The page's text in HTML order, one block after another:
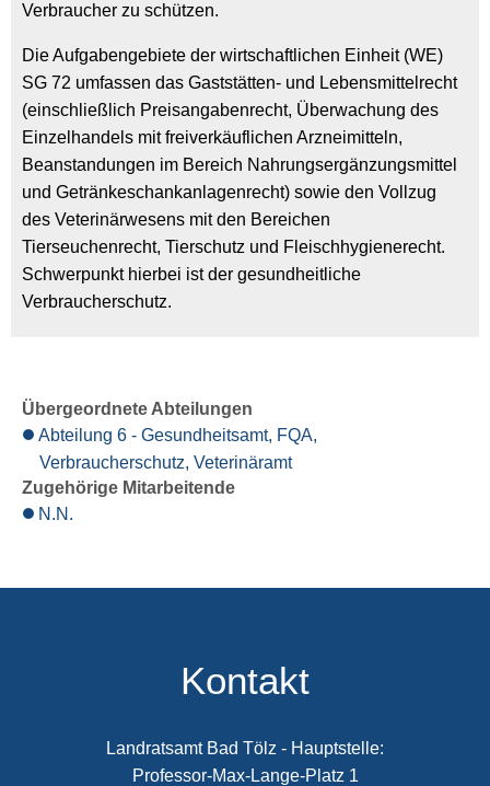
Verbraucher zu schützen.
Die Aufgabengebiete der wirtschaftlichen Einheit (WE)
SG 72 umfassen das Gaststätten- und Lebensmittelrecht
(einschließlich Preisangabenrecht, Überwachung des
Einzelhandels mit freiverkäuflichen Arzneimitteln,
Beanstandungen im Bereich Nahrungsergänzungsmittel
und Getränkeschankanlagenrecht) sowie den Vollzug
des Veterinärwesens mit den Bereichen
Tierseuchenrecht, Tierschutz und Fleischhygienerecht.
Schwerpunkt hierbei ist der gesundheitliche
Verbraucherschutz.
Übergeordnete Abteilungen
Abteilung 6 - Gesundheitsamt, FQA,
Verbraucherschutz, Veterinäramt
Zugehörige Mitarbeitende
N.N.
Kontakt
Landratsamt Bad Tölz - Hauptstelle:
Professor-Max-Lange-Platz 1